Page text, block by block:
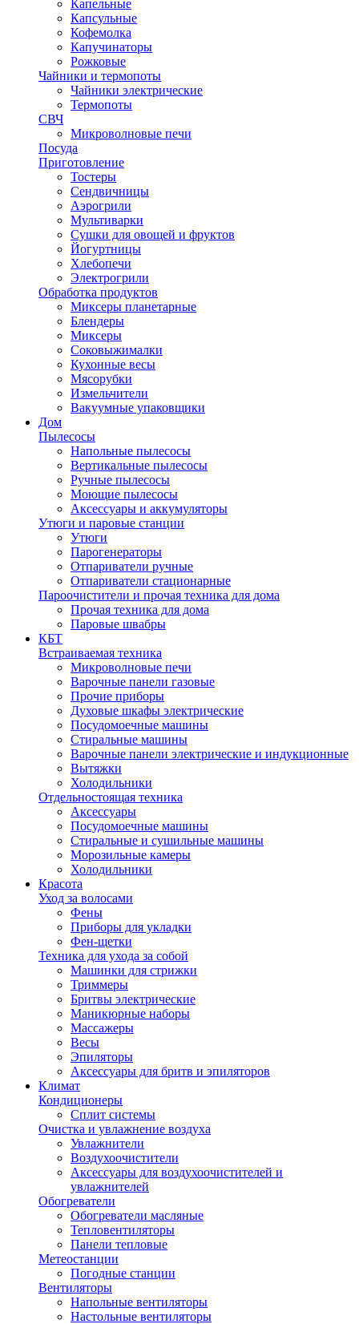
Капельные
Капсульные
Кофемолка
Капучинаторы
Рожковые
Чайники и термопоты
Чайники электрические
Термопоты
СВЧ
Микроволновые печи
Посуда
Приготовление
Тостеры
Сендвичницы
Аэрогрили
Мультиварки
Сушки для овощей и фруктов
Йогуртницы
Хлебопечи
Электрогрили
Обработка продуктов
Миксеры планетарные
Блендеры
Миксеры
Соковыжималки
Кухонные весы
Мясорубки
Измельчители
Вакуумные упаковщики
Дом
Пылесосы
Напольные пылесосы
Вертикальные пылесосы
Ручные пылесосы
Моющие пылесосы
Аксессуары и аккумуляторы
Утюги и паровые станции
Утюги
Парогенераторы
Отпариватели ручные
Отпариватели стационарные
Пароочистители и прочая техника для дома
Прочая техника для дома
Паровые швабры
КБТ
Встраиваемая техника
Микроволновые печи
Варочные панели газовые
Прочие приборы
Духовые шкафы электрические
Посудомоечные машины
Стиральные машины
Варочные панели электрические и индукционные
Вытяжки
Холодильники
Отдельностоящая техника
Аксессуары
Посудомоечные машины
Стиральные и сушильные машины
Морозильные камеры
Холодильники
Красота
Уход за волосами
Фены
Приборы для укладки
Фен-щетки
Техника для ухода за собой
Машинки для стрижки
Триммеры
Бритвы электрические
Маникюрные наборы
Массажеры
Весы
Эпиляторы
Аксессуары для бритв и эпиляторов
Климат
Кондиционеры
Сплит системы
Очистка и увлажнение воздуха
Увлажнители
Воздухоочистители
Аксессуары для воздухоочистителей и
увлажнителей
Обогреватели
Обогреватели масляные
Тепловентиляторы
Панели тепловые
Метеостанции
Погодные станции
Вентиляторы
Напольные вентиляторы
Настольные вентиляторы